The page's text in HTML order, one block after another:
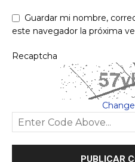
Guardar mi nombre,
este navegador la próxima
Recaptcha